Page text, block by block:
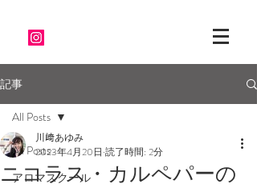
記事
All Posts
アロマスクール
All Posts
ニコラス・カルペパーの
川﨑あゆみ
2023年4月20日 読了時間: 2分